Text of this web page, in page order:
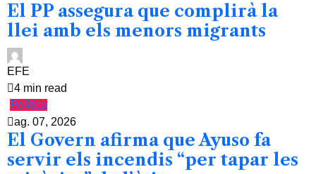
El PP assegura que complirà la
llei amb els menors migrants
EFE
4 min read
Política
ag. 07, 2026
El Govern afirma que Ayuso fa
servir els incendis “per tapar les